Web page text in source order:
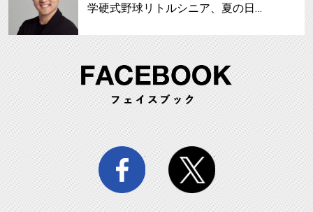
学硬式野球リトルシニア、夏の日…
facebook twitter